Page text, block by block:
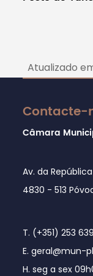
Atualizado
Contacte-
Câmara
Av. da República
4830 - 513
T. (+351) 253
E. geral@mun-
H. seg a sex